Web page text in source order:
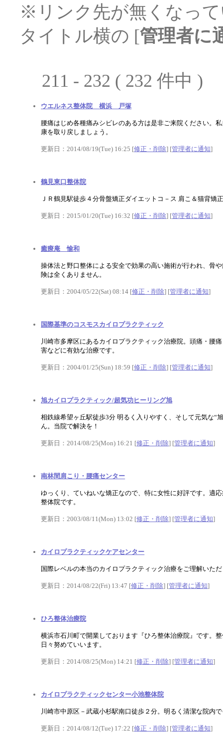
※リンク先が無くなっ
タイトル横の [管理者に
211 - 232 ( 232 件中
ウエルネス整体院 横浜 戸塚
腰痛はじめ各種痛みシビレのある方は是非ご来院ください。
康を取り戻しましょう。
更新日：2014/08/19(Tue) 16:25 [修正・削除] [管理者に通知]
鶴見東口整体院
ＪＲ鶴見駅徒歩４分骨盤矯正ダイエットコ－ス 肩こ＆猫背矯
更新日：2015/01/20(Tue) 16:32 [修正・削除] [管理者に通知]
癒療庵 愉和
操体法と野口整体による安全で効果の高い施術が行われ、骨
険は全くありません。
更新日：2004/05/22(Sat) 08:14 [修正・削除] [管理者に通知]
国際基準のコスモスカイロプラクティック
川崎市多摩区にあるカイロプラクティック治療院。頭痛・腰
害などに有効な治療です。
更新日：2004/01/25(Sun) 18:59 [修正・削除] [管理者に通知]
旭カイロプラクティック/超気功ヒーリング旭
相鉄線希望ヶ丘駅徒歩3分 明るく入りやすく、そして元気な“
ん。当院で解決を！
更新日：2014/08/25(Mon) 16:21 [修正・削除] [管理者に通知]
南林間肩こり・腰痛センター
ゆっくり、ていねいな矯正なので、特に女性に好評です。
整体院です。
更新日：2003/08/11(Mon) 13:02 [修正・削除] [管理者に通知]
カイロプラクティックケアセンター
国際レベルの本当のカイロプラクティック治療をご理解いた
更新日：2014/08/22(Fri) 13:47 [修正・削除] [管理者に通知]
ひろ整体治療院
横浜市石川町で開業しております『ひろ整体治療院』で
日々努めていいます。
更新日：2014/08/25(Mon) 14:21 [修正・削除] [管理者に通知]
カイロプラクティックセンター小池整体院
川崎市中原区－武蔵小杉駅南口徒歩２分。明るく清潔な院内
更新日：2014/08/12(Tue) 17:22 [修正・削除] [管理者に通知]